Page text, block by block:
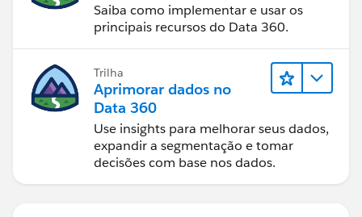
Saiba como implementar e usar os
principais recursos do Data 360.
Trilha
Aprimorar dados no
Data 360
Use insights para melhorar seus dados,
expandir a segmentação e tomar
decisões com base nos dados.